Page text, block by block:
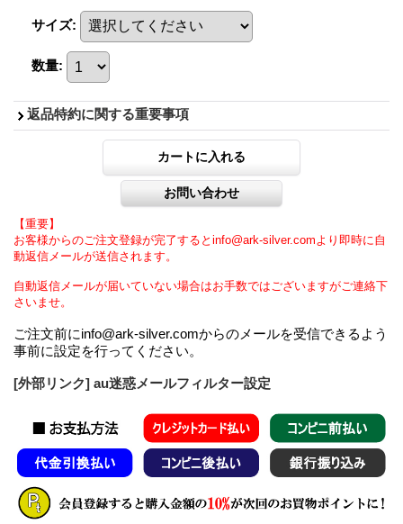
サイズ:
数量:
返品特約に関する重要事項
【重要】
お客様からのご注文登録が完了するとinfo@ark-silver.comより即時に自
動返信メールが送信されます。
自動返信メールが届いていない場合はお手数ではございますがご連絡下
さいませ。
ご注文前にinfo@ark-silver.comからのメールを受信できるよう
事前に設定を行ってください。
[外部リンク] au迷惑メールフィルター設定